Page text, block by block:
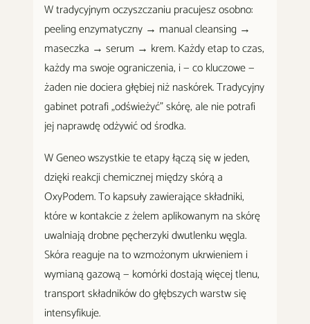
W tradycyjnym oczyszczaniu pracujesz osobno:
peeling enzymatyczny → manual cleansing →
maseczka → serum → krem. Każdy etap to czas,
każdy ma swoje ograniczenia, i — co kluczowe —
żaden nie dociera głębiej niż naskórek. Tradycyjny
gabinet potrafi „odświeżyć" skórę, ale nie potrafi
jej naprawdę odżywić od środka.
W Geneo wszystkie te etapy łączą się w jeden,
dzięki reakcji chemicznej między skórą a
OxyPodem. To kapsuły zawierające składniki,
które w kontakcie z żelem aplikowanym na skórę
uwalniają drobne pęcherzyki dwutlenku węgla.
Skóra reaguje na to wzmożonym ukrwieniem i
wymianą gazową — komórki dostają więcej tlenu,
transport składników do głębszych warstw się
intensyfikuje.